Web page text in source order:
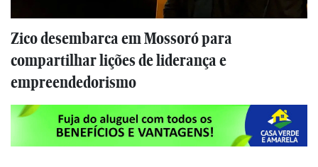
Zico desembarca em Mossoró para
compartilhar lições de liderança e
empreendedorismo